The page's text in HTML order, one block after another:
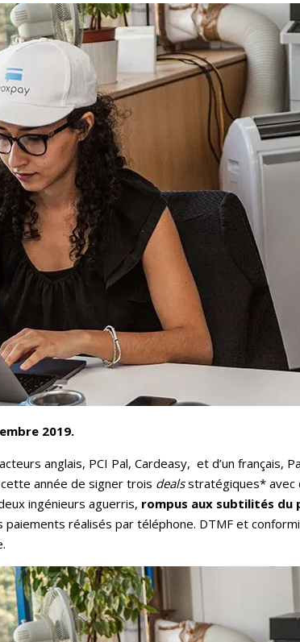
Twitter Bluesky Whatsapp
2019.
anglais, PCI Pal, Cardeasy, et d’un français,
année de signer trois dealsstratégiques* avec
ingénieurs aguerris, rompus aux subtilités du
paiements réalisés par téléphone. DTMF et